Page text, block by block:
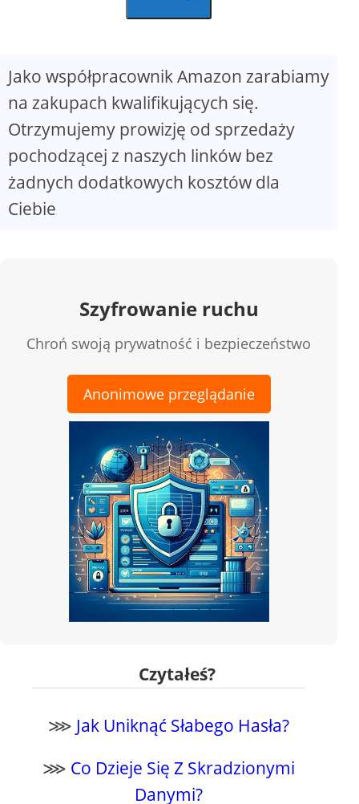
Jako współpracownik Amazon zarabiamy
na zakupach kwalifikujących się.
Otrzymujemy prowizję od sprzedaży
pochodzącej z naszych linków bez
żadnych dodatkowych kosztów dla
Ciebie
Szyfrowanie ruchu
Chroń swoją prywatność i bezpieczeństwo
Anonimowe przeglądanie
Czytałeś?
⋙ Jak Uniknąć Słabego Hasła?
⋙ Co Dzieje Się Z Skradzionymi
Danymi?